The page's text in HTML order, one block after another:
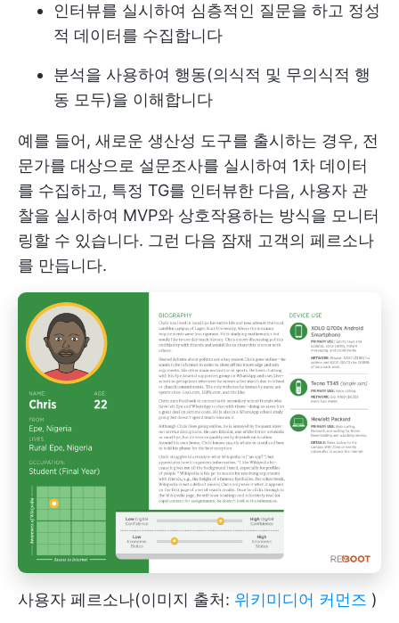
인터뷰를 실시하여 심층적인 질문을 하고 정성
적 데이터를 수집합니다
분석을 사용하여 행동(의식적 및 무의식적 행
동 모두)을 이해합니다
예를 들어, 새로운 생산성 도구를 출시하는 경우, 전
문가를 대상으로 설문조사를 실시하여 1차 데이터
를 수집하고, 특정 TG를 인터뷰한 다음, 사용자 관
찰을 실시하여 MVP와 상호작용하는 방식을 모니터
링할 수 있습니다. 그런 다음 잠재 고객의 페르소나
를 만듭니다.
사용자 페르소나(이미지 출처: 위키미디어 커먼즈 )